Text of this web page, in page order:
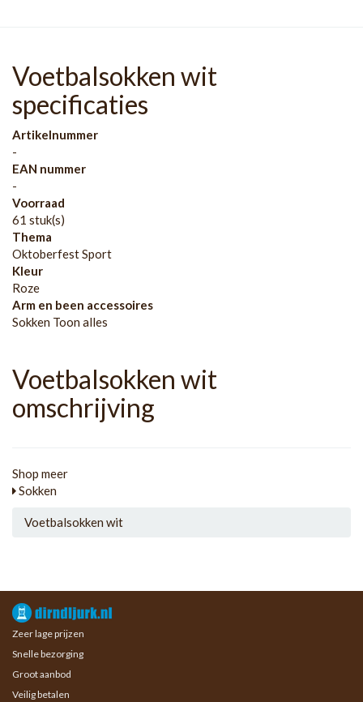
Voetbalsokken wit
specificaties
Artikelnummer
-
EAN nummer
-
Voorraad
61 stuk(s)
Thema
Oktoberfest Sport
Kleur
Roze
Arm en been accessoires
Sokken Toon alles
Voetbalsokken wit
omschrijving
Shop meer
Sokken
Voetbalsokken wit
Zeer lage prijzen
Snelle bezorging
Groot aanbod
Veilig betalen